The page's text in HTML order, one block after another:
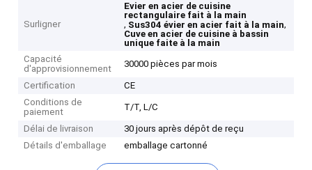
Surligner
Evier en acier de cuisine
rectangulaire fait à la main
, Sus304 évier en acier fait à la main,
Cuve en acier de cuisine à bassin
unique faite à la main
Capacité
d'approvisionnement
30000 pièces par mois
Certification
CE
Conditions de
paiement
T/T, L/C
Délai de livraison
30 jours après dépôt de reçu
Détails d'emballage
emballage cartonné